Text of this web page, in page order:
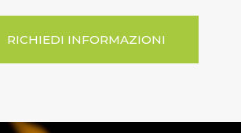
RICHIEDI INFORMAZIONI